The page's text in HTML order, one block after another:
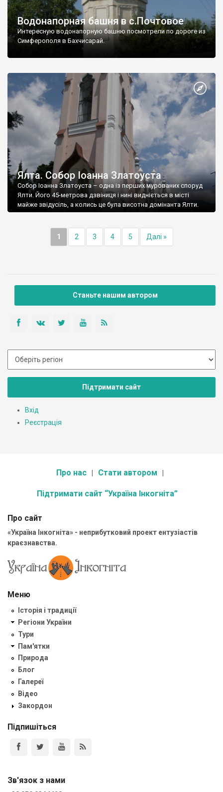
Водонапорная башня в с.Почтовое
Интересную водонапорную башню посмотрели по дороге из
Симферополя в Бахчисарай.
Ялта. Собор Іоанна Златоуста
Собор Іоанна Златоуста – одна із перших мурованих споруд
Ялти. Його 45-метрова дзвіниця і нині видніється в місті
майже звідусіль, а колись це була висотна домінанта Ялти.
1 2 3 4 5 Далі »
Станьте нашим автором
Підтримати сайт
Вхід
Реєстрація
Про нас Стати автором
Підтримати сайт “Україна Інкогніта”
Про сайт
«Україна Інкогніта» - неприбутковий проект ентузіастів
краєзнавства.
Меню
Історія і традиції
Регіони України
Тури
Пам'ятки
Природа
Блог
Галереї
Відео
Закордон
Підпишіться
Зв'язок з нами